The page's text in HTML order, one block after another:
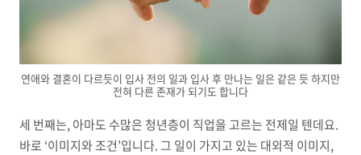
연애와 결혼이 다르듯이 입사 전의 일과 입사 후 만나는 일은 같은 듯 하지만
전혀 다른 존재가 되기도 합니다
세 번째는, 아마도 수많은 청년층이 직업을 고르는 전제일 텐데요.
바로 ‘이미지와 조건’입니다. 그 일이 가지고 있는 대외적 이미지,